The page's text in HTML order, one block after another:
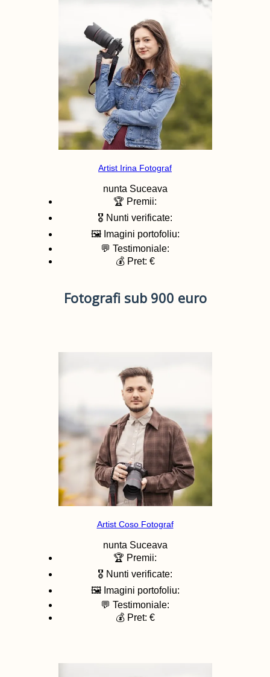
Artist Irina Fotograf
nunta Suceava
🏆 Premii:
🎖️ Nunti verificate:
🖼️ Imagini portofoliu:
💬 Testimoniale:
💰 Pret: €
Fotografi sub 900 euro
Artist Coso Fotograf
nunta Suceava
🏆 Premii:
🎖️ Nunti verificate:
🖼️ Imagini portofoliu:
💬 Testimoniale:
💰 Pret: €